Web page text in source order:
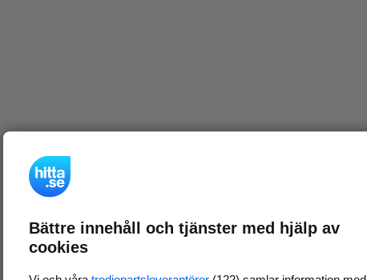
Bättre innehåll och tjänster med hjälp av
cookies